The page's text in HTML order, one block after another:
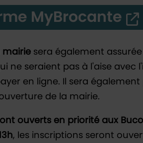
MyBrocante
mairie sera également assurée
ne seraient pas à l'aise avec
en ligne. Il sera également
de la mairie.
ouverts en priorité aux
, les inscriptions seront